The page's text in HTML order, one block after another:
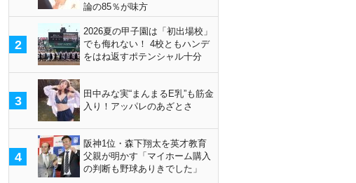
論の85％が味方
2
2026夏の甲子園は「初出場校」
でも侮れない！ 4校ともハンデ
をはね返すポテンシャル十分
3
田中みな実“まんまるE乳”も筋金
入り！アッパレのあざとさ
4
阪神1位・森下翔太を英才教育
父親が明かす「マイホーム購入
の判断も野球ありきでした」